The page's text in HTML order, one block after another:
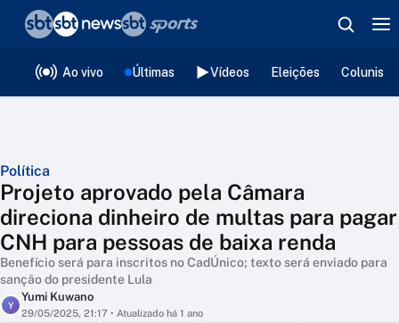
Ao vivo Últimas Vídeos Eleições
Política
Projeto aprovado pela Câmara
direciona dinheiro de multas para pagar
CNH para pessoas de baixa renda
Benefício será para inscritos no CadÚnico; texto será enviado para
sanção do presidente Lula
Y
Yumi Kuwano
29/05/2025, 21:17 • Atualizado há 1 ano
❮voltar
Editorias